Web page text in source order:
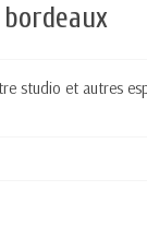
studio et autres